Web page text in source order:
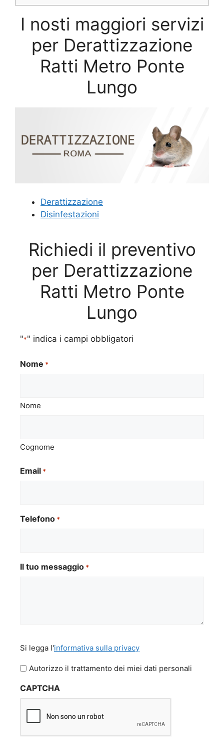
I nosti maggiori servizi
per Derattizzazione
Ratti Metro Ponte
Lungo
Derattizzazione
Disinfestazioni
Richiedi il preventivo
per Derattizzazione
Ratti Metro Ponte
Lungo
"*" indica i campi obbligatori
Nome *
Nome
Cognome
Email *
Telefono *
Il tuo messaggio *
legga
l'informativa
privacy
Si legga l'informativa sulla privacy
Autorizzo il trattamento dei miei dati personali
CAPTCHA